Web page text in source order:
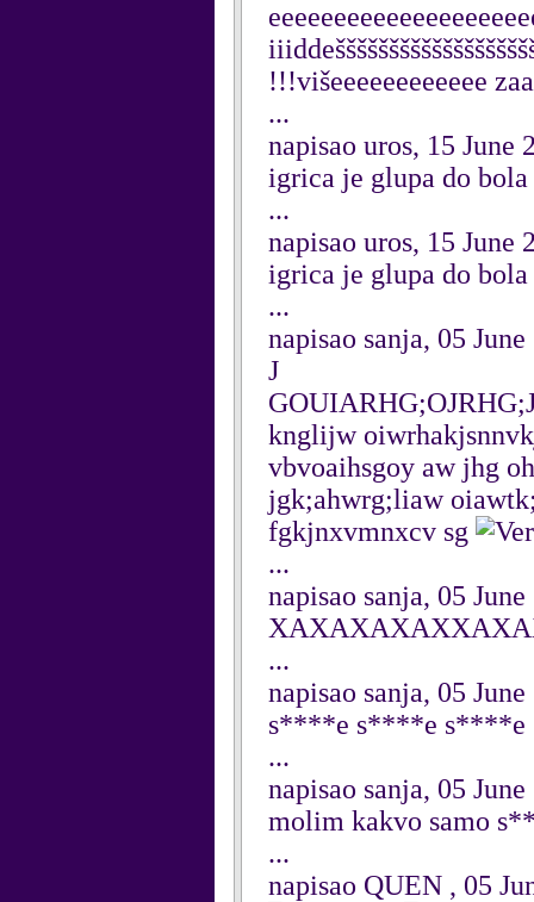
!!!višeeeeeeeeeeee
...
napisao uros, 15 June
igrica je glupa do bola
...
napisao uros, 15 June
igrica je glupa do bola
...
napisao sanja, 05 June
J
knglijw
vbvoaihsgoy aw jhg
jgk;ahwrg;liaw
fgkjnxvmnxcv sg
...
napisao sanja, 05 June
...
napisao sanja, 05 June
s****e s****e s****e
...
napisao sanja, 05 June
molim kakvo samo
...
napisao QUEN , 05